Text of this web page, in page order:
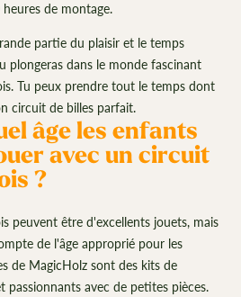
de montage.
partie du plaisir et le temps
plongeras dans le monde fascinant
Tu peux prendre tout le temps dont
circuit de billes parfait.
âge les enfants
avec un circuit
?
peuvent être d'excellents jouets, mais
de l'âge approprié pour les
de MagicHolz sont des kits de
avec de petites pièces.